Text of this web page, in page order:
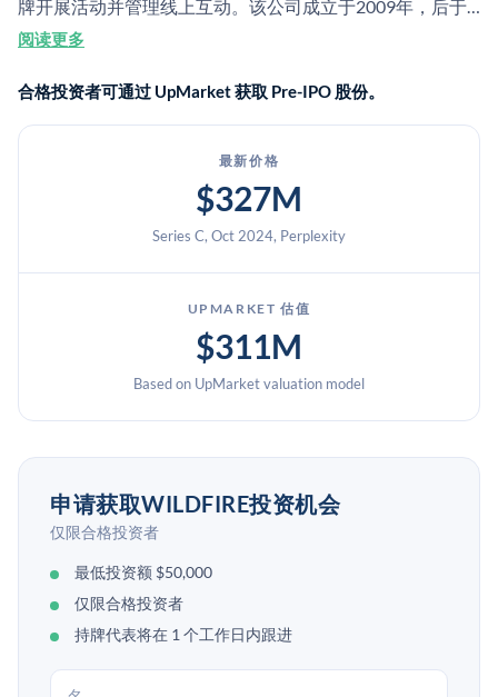
牌开展活动并管理线上互动。该公司成立于2009年，后于
2012年被谷歌收购。
阅读更多
合格投资者可通过 UpMarket 获取 Pre-IPO 股份。
最新价格
$327M
Series C, Oct 2024, Perplexity
UPMARKET 估值
$311M
Based on UpMarket valuation model
申请获取WILDFIRE投资机会
仅限合格投资者
最低投资额 $50,000
仅限合格投资者
持牌代表将在 1 个工作日内跟进